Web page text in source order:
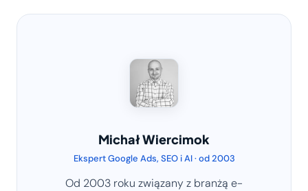
Michał Wiercimok
Ekspert Google Ads, SEO i AI · od 2003
Od 2003 roku związany z branżą e-